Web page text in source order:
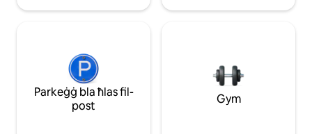
Parkeġġ bla ħlas fil-
post
Gym